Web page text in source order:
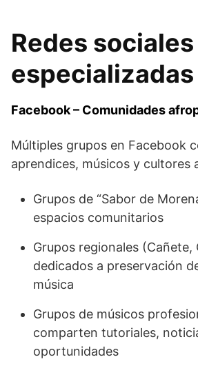
Redes sociales
especializadas
Facebook – Comunidades
Múltiples grupos en Facebook
aprendices, músicos y cultores
Grupos de “Sabor de
espacios comunitarios
Grupos regionales (Cañete,
dedicados a preservación
música
Grupos de músicos
comparten tutoriales,
oportunidades